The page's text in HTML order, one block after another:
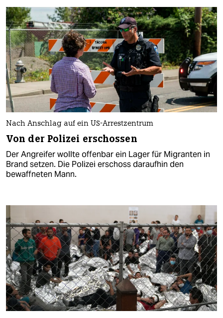
Nach Anschlag auf ein US-Arrestzentrum
Von der Polizei erschossen
Der Angreifer wollte offenbar ein Lager für Migranten in
Brand setzen. Die Polizei erschoss daraufhin den
bewaffneten Mann.